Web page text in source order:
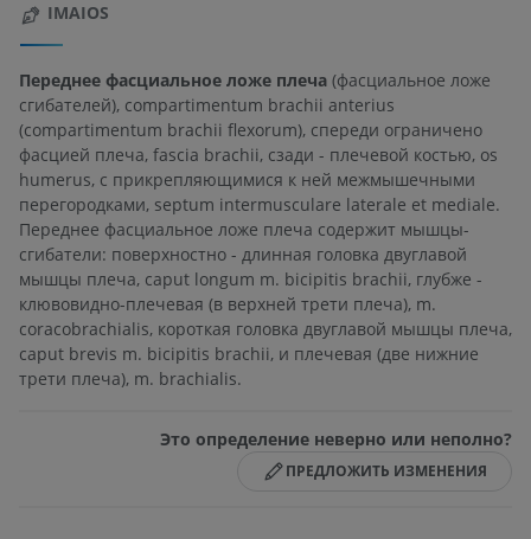
IMAIOS
Переднее фасциальное ложе плеча (фасциальное ложе
сгибателей), compartimentum brachii anterius
(compartimentum brachii flexorum), спереди ограничено
фасцией плеча, fascia brachii, сзади - плечевой костью, os
humerus, с прикрепляющимися к ней межмышечными
перегородками, septum intermusculare laterale et mediale.
Переднее фасциальное ложе плеча содержит мышцы-
сгибатели: поверхностно - длинная головка двуглавой
мышцы плеча, caput longum m. bicipitis brachii, глубже -
клювовидно-плечевая (в верхней трети плеча), m.
coracobrachialis, короткая головка двуглавой мышцы плеча,
caput brevis m. bicipitis brachii, и плечевая (две нижние
трети плеча), m. brachialis.
Это определение неверно или неполно?
ПРЕДЛОЖИТЬ ИЗМЕНЕНИЯ